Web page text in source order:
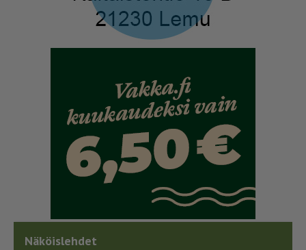
Näköislehdet